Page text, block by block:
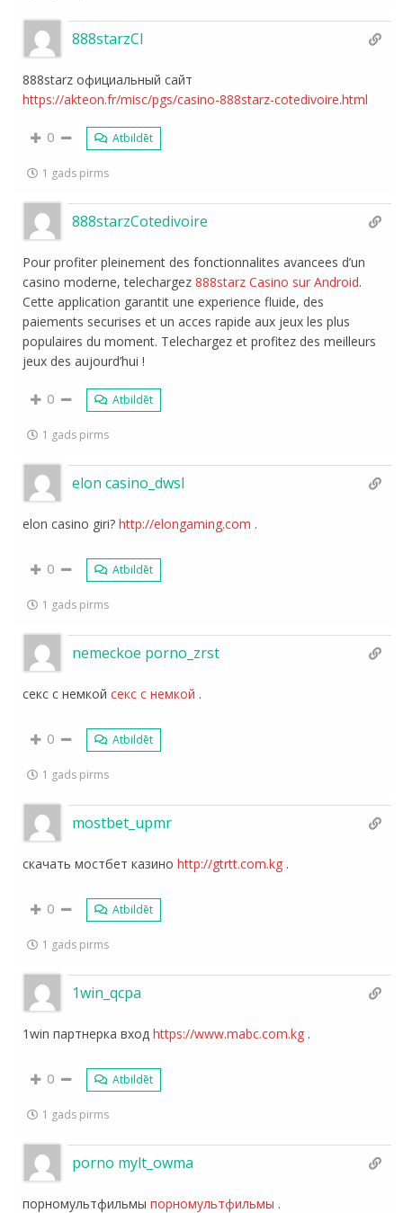
888starzCI
888starz официальный сайт
https://akteon.fr/misc/pgs/casino-888starz-cotedivoire.html
0 Atbildēt
1 gads pirms
888starzCotedivoire
Pour profiter pleinement des fonctionnalites avancees d’un
casino moderne, telechargez888starz Casino sur Android.
Cette application garantit une experience fluide, des
paiements securises et un acces rapide aux jeux les plus
populaires du moment. Telechargez et profitez des meilleurs
jeux des aujourd’hui !
0 Atbildēt
1 gads pirms
elon casino_dwsl
elon casino giri?http://elongaming.com .
0 Atbildēt
1 gads pirms
nemeckoe porno_zrst
секс с немкойсекс с немкой .
0 Atbildēt
1 gads pirms
mostbet_upmr
скачать мостбет казиноhttp://gtrtt.com.kg .
0 Atbildēt
1 gads pirms
1win_qcpa
1win партнерка входhttps://www.mabc.com.kg .
0 Atbildēt
1 gads pirms
porno mylt_owma
порномультфильмыпорномультфильмы .